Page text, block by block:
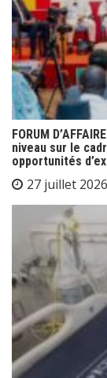
FORUM
niveau sur le
opportunités
27 juillet 2026